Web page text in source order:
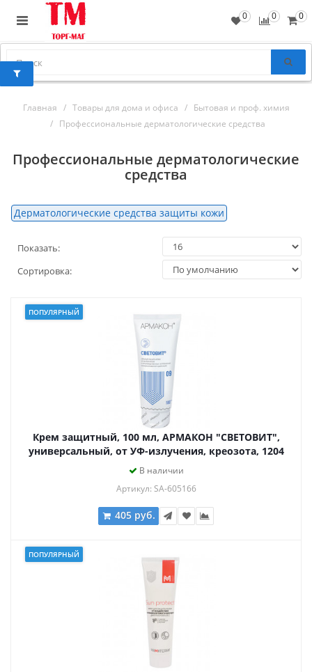
0
0
0
Главная Товары для дома и офиса
Бытовая и проф. химия
Профессиональные дерматологические средства
Профессиональные дерматологические
средства
Дерматологические средства защиты кожи
Показать:
Сортировка:
ПОПУЛЯРНЫЙ
Крем защитный, 100 мл, АРМАКОН "СВЕТОВИТ",
универсальный, от УФ-излучения, креозота, 1204
В наличии
Артикул: SA-605166
405 руб.
ПОПУЛЯРНЫЙ